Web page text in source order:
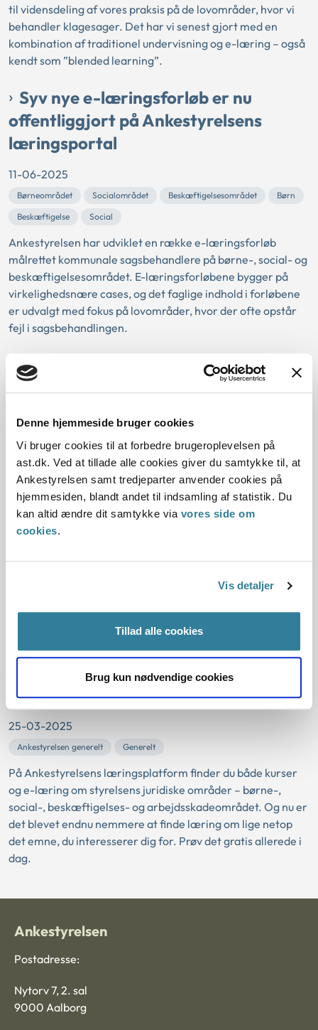
Denne hjemmeside bruger cookies
Vi bruger cookies til at forbedre brugeroplevelsen på
ast.dk. Ved at tillade alle cookies giver du samtykke til, at
Ankestyrelsen samt tredjeparter anvender cookies på
hjemmesiden, blandt andet til indsamling af statistik. Du
kan altid ændre dit samtykke via vores side om
cookies.
Vis detaljer
Tillad alle cookies
Brug kun nødvendige cookies
til vidensdeling af vores praksis på de lovområder, hvor vi
behandler klagesager. Det har vi senest gjort med en
kombination af traditionel undervisning og e-læring – også
kendt som ”blended learning”.
Syv nye e-læringsforløb er nu
offentliggjort på Ankestyrelsens
læringsportal
11-06-2025
Børneområdet Socialområdet Beskæftigelsesområdet
Børn
Beskæftigelse
Social
Ankestyrelsen har udviklet en række e-læringsforløb
målrettet kommunale sagsbehandlere på børne-, social- og
beskæftigelsesområdet. E-læringsforløbene bygger på
virkelighedsnære cases, og det faglige indhold i forløbene
er udvalgt med fokus på lovområder, hvor der ofte opstår
fejl i sagsbehandlingen.
Ny guide beskriver, hvordan sager
om afslag på hjælp eller ophør af
efter aktivloven
25-03-2025
Beskæftigelse
Beskæftigelsesområdet
I Ankestyrelsens principmeddelelser 28-24 og 23-23 har
hjælp efter aktivlovens §§ 22-25. Ankestyrelsen har også
elementer og systematikken i sager om formue. Guiden er
tænkt som et arbejdsredskab, som...
Ankestyrelsens læringsplatform har
fået nyt udseende
25-03-2025
Ankestyrelsen generelt Generelt
På Ankestyrelsens læringsplatform finder du både kurser
og e-læring om styrelsens juridiske områder – børne-,
social-, beskæftigelses- og arbejdsskadeområdet. Og nu er
det blevet endnu nemmere at finde læring om lige netop
det emne, du interesserer dig for. Prøv det gratis allerede i
dag.
Ankestyrelsen
Postadresse:
Nytorv 7, 2. sal
9000 Aalborg